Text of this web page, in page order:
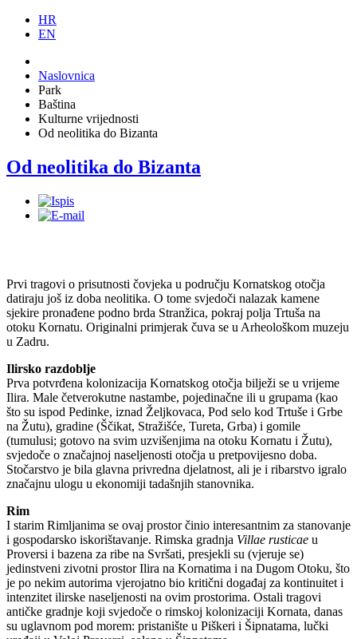
HR
EN
Naslovnica
Park
Baština
Kulturne vrijednosti
Od neolitika do Bizanta
Od neolitika do Bizanta
Prvi tragovi o prisutnosti čovjeka u području Kornatskog otočja
datiraju još iz doba neolitika. O tome svjedoči nalazak kamene
sjekire pronađene podno brda Stranžica, pokraj polja Trtuša na
otoku Kornatu. Originalni primjerak čuva se u Arheološkom muzeju
u Zadru.
Ilirsko razdoblje
Prva potvrđena kolonizacija Kornatskog otočja bilježi se u vrijeme
Ilira. Male četverokutne nastambe, pojedinačne ili u grupama (kao
što su ispod Pedinke, iznad Željkovaca, Pod selo kod Trtuše i Grbe
na Žutu), gradine (Ščikat, Stražišće, Tureta, Grba) i gomile
(tumulusi; gotovo na svim uzvišenjima na otoku Kornatu i Žutu),
svjedoče o značajnoj naseljenosti otočja u pretpovijesno doba.
Stočarstvo je bila glavna privredna djelatnost, ali je i ribarstvo igralo
značajnu ulogu u ekonomiji tadašnjih stanovnika.
Rim
I starim Rimljanima se ovaj prostor činio interesantnim za stanovanje
i gospodarsko iskorištavanje. Rimska gradnja Villae rusticae u
Proversi i bazena za ribe na Svršati, presjekli su (vjeruje se)
jedinstveni zivotni prostor Ilira na Kornatima i na Dugom Otoku, što
je po nekim autorima vjerojatno bio kritični događaj za kontinuitet i
intenzitet ilirske naseljenosti na ovim prostorima. Ostali tragovi
antičke gradnje koji svjedoče o rimskoj kolonizaciji Kornata, danas
su uglavnom pod morem: pristanište u Piškeri i Šipnatama, lučki